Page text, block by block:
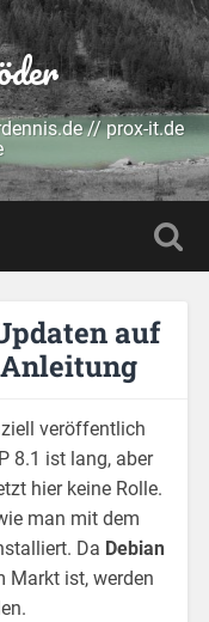
// prox-it.de
auf
veröffentlich
8.1 ist lang, aber
hier keine Rolle.
man mit dem
Da Debian
Markt ist, werden